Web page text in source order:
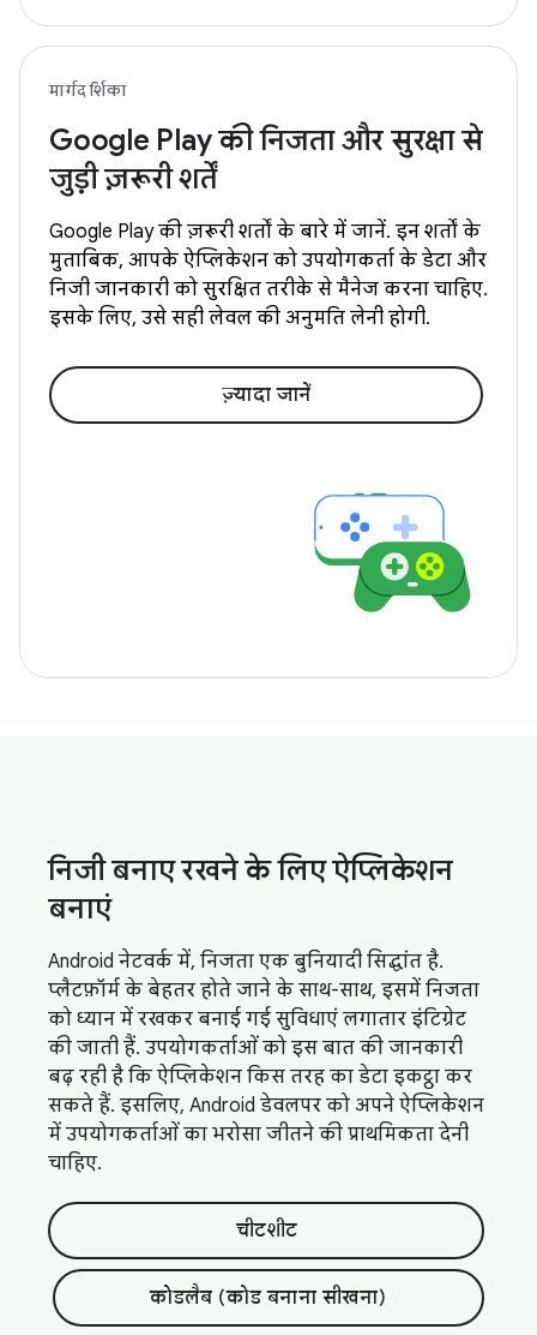
मार्गदर्शिका
Google Play की निजता और सुरक्षा से
जुड़ी ज़रूरी शर्तें
Google Play की ज़रूरी शर्तों के बारे में जानें. इन शर्तों के
मुताबिक, आपके ऐप्लिकेशन को उपयोगकर्ता के डेटा और
निजी जानकारी को सुरक्षित तरीके से मैनेज करना चाहिए.
इसके लिए, उसे सही लेवल की अनुमति लेनी होगी.
ज़्यादा जानें
निजी बनाए रखने के लिए ऐप्लिकेशन
बनाएं
Android नेटवर्क में, निजता एक बुनियादी सिद्धांत है.
प्लैटफ़ॉर्म के बेहतर होते जाने के साथ-साथ, इसमें निजता
को ध्यान में रखकर बनाई गई सुविधाएं लगातार इंटिग्रेट
की जाती हैं. उपयोगकर्ताओं को इस बात की जानकारी
बढ़ रही है कि ऐप्लिकेशन किस तरह का डेटा इकट्ठा कर
सकते हैं. इसलिए, Android डेवलपर को अपने ऐप्लिकेशन
में उपयोगकर्ताओं का भरोसा जीतने की प्राथमिकता देनी
चाहिए.
चीटशीट
कोडलैब (कोड बनाना सीखना)